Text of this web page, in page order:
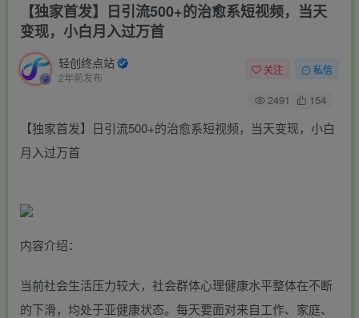
【独家首发】日引流500+的治愈系短视频，当天
变现，小白月入过万首
轻创终点站
2年前发布
关注 私信
2491 154
【独家首发】日引流500+的治愈系短视频，当天变现，小白
月入过万首
内容介绍：
当前社会生活压力较大，社会群体心理健康水平整体在不断
的下滑，均处于亚健康状态。每天要面对来自工作、家庭、